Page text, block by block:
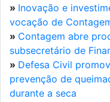
» Inovação e
vocação de
» Contagem abre
subsecretário de
» Defesa Civil
prevenção de
durante a seca